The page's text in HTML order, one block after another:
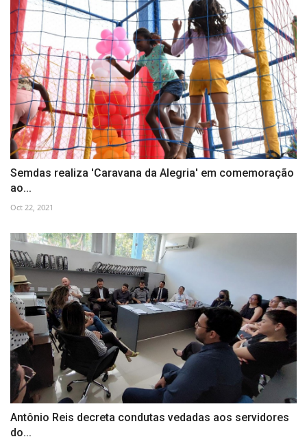
Semdas realiza 'Caravana da Alegria' em comemoração
ao...
Oct 22, 2021
Antônio Reis decreta condutas vedadas aos servidores
do...